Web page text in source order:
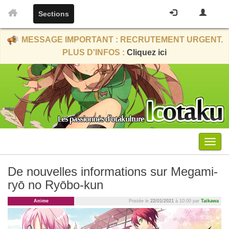
Sections
MESSAGE IMPORTANT : RECRUTEMENT URGENT.
PLUS D'INFOS : Cliquez ici
Menu
De nouvelles informations sur Megami-
ryō no Ryōbo-kun
Anime Postée le 22/01/2021 à 10:00 par Taikawa